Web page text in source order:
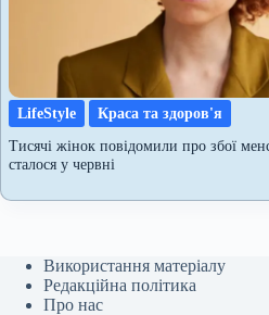
LifeStyle
Краса та здоров'я
Тисячі жінок повідомили про збої
сталося у червні
Використання матеріалу
Редакційна політика
Про нас